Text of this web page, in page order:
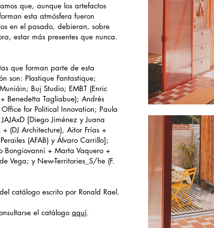
que, aunque los artefactos
esta atmósfera fueron
en el pasado, debieran, sobre
estar más presentes que nunca.
que forman parte de esta
son: Plastique Fantastique;
Buj Studio; EMBT (Enric
Benedetta Tagliabue); Andrés
for Political Innovation; Paula
[Diego Jiménez y Juana
+ (DJ Architecture), Aitor Frías +
(AFAB) y Álvaro Carrillo];
Bongiovanni + Marta Vaquero +
Vega; y New-Territories_S/he (F.
catálogo escrito por Ronald Rael.
el catálogo aquí.